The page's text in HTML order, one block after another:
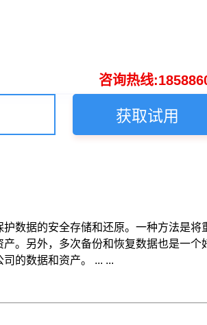
咨询热线
获取试用
数据的安全存储和还原。一种方法是将
。另外，多次备份和恢复数据也是一个
的数据和资产。 ... ...